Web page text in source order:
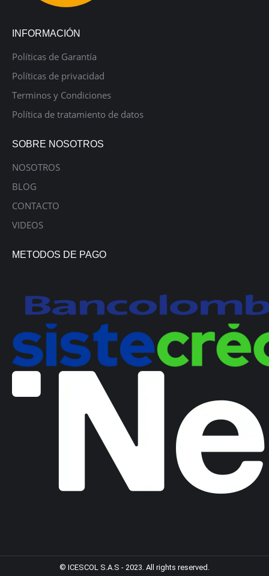
INFORMACIÓN
Políticas de Garantía
Políticas de privacidad
Terminos y Condiciones
Política de tratamiento de datos
SOBRE NOSOTROS
NOSOTROS
BLOG
CONTACTO
VIDEOS
METODOS DE PAGO
© ICESCOL S.A.S - 2023. All rights reserved.